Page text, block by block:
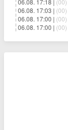
06.08. 17:18 | (00)
06.08. 17:03 | (00)
06.08. 17:00 | (00)
06.08. 17:00 | (00)